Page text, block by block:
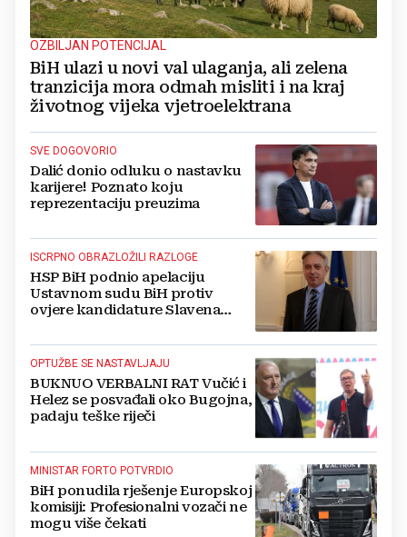
OZBILJAN POTENCIJAL
BiH ulazi u novi val ulaganja, ali zelena
tranzicija mora odmah misliti i na kraj
životnog vijeka vjetroelektrana
SVE DOGOVORIO
Dalić donio odluku o nastavku
karijere! Poznato koju
reprezentaciju preuzima
ISCRPNO OBRAZLOŽILI RAZLOGE
HSP BiH podnio apelaciju
Ustavnom sudu BiH protiv
ovjere kandidature Slavena
OPTUŽBE SE NASTAVLJAJU
BUKNUO VERBALNI RAT Vučić i
Helez se posvađali oko Bugojna,
padaju teške riječi
MINISTAR FORTO POTVRDIO
BiH ponudila rješenje Europskoj
komisiji: Profesionalni vozači ne
mogu više čekati